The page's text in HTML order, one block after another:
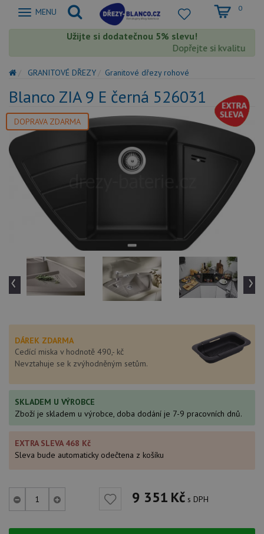
Zobrazit
MENU 0
Užijte si dodatečnou 5% slevu!
Dopřejte si kvalitu
GRANITOVÉ DŘEZY Granitové dřezy rohové
Blanco ZIA 9 E černá 526031
DOPRAVA ZDARMA
‹ ›
DÁREK ZDARMA
Cedící miska v hodnotě 490,- kč
Nevztahuje se k zvýhodněným setům.
SKLADEM U VÝROBCE
Zboží je skladem u výrobce, doba dodání je 7-9 pracovních dnů.
EXTRA SLEVA 468 Kč
Sleva bude automaticky odečtena z košíku
9 351 Kč s DPH